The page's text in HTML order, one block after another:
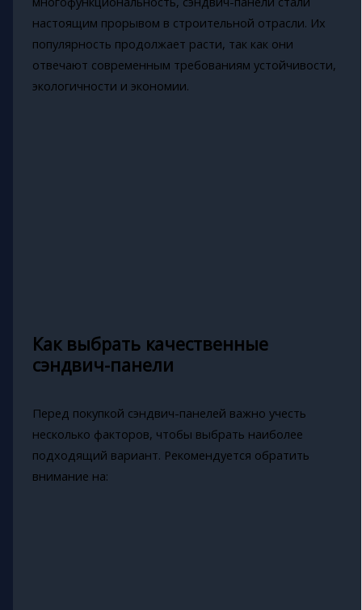
настоящим прорывом в строительной отрасли. Их
популярность продолжает расти, так как они
отвечают современным требованиям устойчивости,
экологичности и экономии.
Как выбрать качественные
сэндвич-панели
Перед покупкой сэндвич-панелей важно учесть
несколько факторов, чтобы выбрать наиболее
подходящий вариант. Рекомендуется обратить
внимание на: